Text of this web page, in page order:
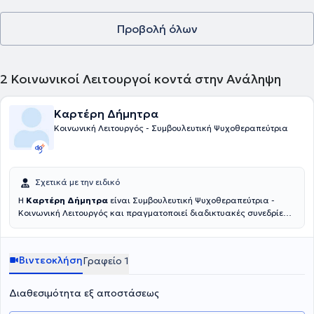
Προβολή όλων
2 Κοινωνικοί Λειτουργοί κοντά στην Ανάληψη
Καρτέρη Δήμητρα
Κοινωνική Λειτουργός - Συμβουλευτική Ψυχοθεραπεύτρια
Σχετικά με την ειδικό
Η Καρτέρη Δήμητρα είναι Συμβουλευτική Ψυχοθεραπεύτρια -
Κοινωνική Λειτουργός και πραγματοποιεί διαδικτυακές συνεδρίες.
Εκπαιδευτικό Ίδρυμα Πάτρας, έλαβε παράλληλα άδεια ασκήσεως
στην Εταιρία Ομαδικής και Οικογενειακής Ψυχοθεραπείας με
αντικείμενο την Ομαδική και Οικογενειακή Ψυχοθεραπεία καθώς
και τη Θεραπεία Ζεύγους. Επιπλέον, έχει ολοκληρώσει το
πρόγραμμα του Ψυχιατρικού Νοσοκομείου Αττικής (ΨΝΑ) του 18
ΒιντεοκλήσηΓραφείο 1
Διαθεσιμότητα εξ αποστάσεως